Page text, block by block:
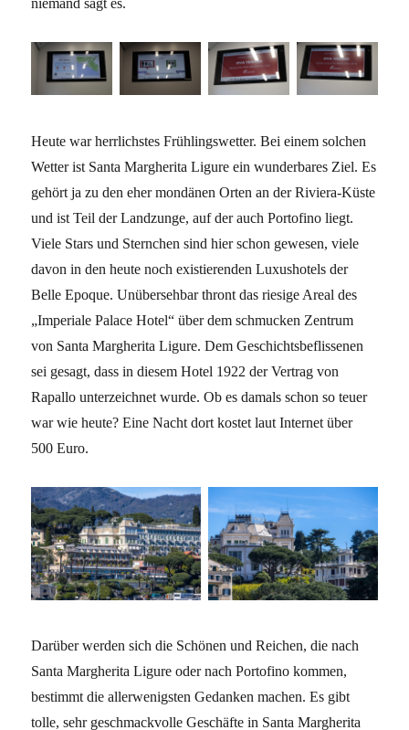
Heute war herrlichstes Frühlingswetter. Bei einem solchen
Wetter ist Santa Margherita Ligure ein wunderbares Ziel. Es
gehört ja zu den eher mondänen Orten an der Riviera-Küste
und ist Teil der Landzunge, auf der auch Portofino liegt.
Viele Stars und Sternchen sind hier schon gewesen, viele
davon in den heute noch existierenden Luxushotels der
Belle Epoque. Unübersehbar thront das riesige Areal des
„Imperiale Palace Hotel“ über dem schmucken Zentrum
von Santa Margherita Ligure. Dem Geschichtsbeflissenen
sei gesagt, dass in diesem Hotel 1922 der Vertrag von
Rapallo unterzeichnet wurde. Ob es damals schon so teuer
war wie heute? Eine Nacht dort kostet laut Internet über
500 Euro.
Darüber werden sich die Schönen und Reichen, die nach
Santa Margherita Ligure oder nach Portofino kommen,
bestimmt die allerwenigsten Gedanken machen. Es gibt
tolle, sehr geschmackvolle Geschäfte in Santa Margherita